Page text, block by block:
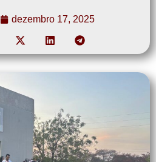
dezembro 17, 2025